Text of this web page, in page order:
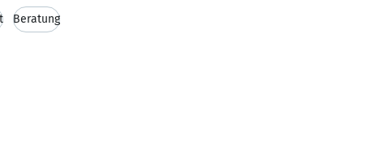
Beratung